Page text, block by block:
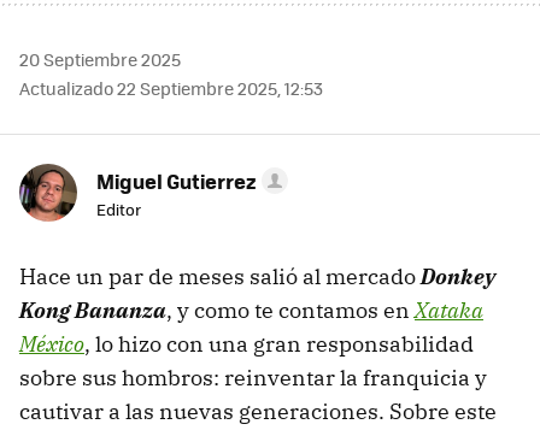
20 Septiembre 2025
Actualizado 22 Septiembre 2025, 12:53
Miguel Gutierrez
Editor
Hace un par de meses salió al mercadoDonkey
Kong Bananza, y como te contamos enXataka
México, lo hizo con una gran responsabilidad
sobre sus hombros: reinventar la franquicia y
cautivar a las nuevas generaciones. Sobre este